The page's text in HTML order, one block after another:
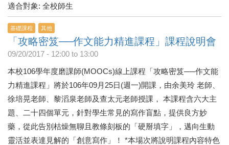
適合對象: 全校師生
基礎課程 其他
「攻略密笈──作文能力精進課程」課程說明會
09/20/2017 - 12:00 to 13:00
本校106學年度磨課師(MOOCs)線上課程「攻略密笈──作文能
力精進課程」將於106年09月25日(週一)開課，由余美玲 老師、
徐培晃老師、黎滔泉老師及查太元老師授課， 本課程含六大主
題、二十四個單元，針對學生常見的寫作盲點，提供良方妙
藥，從此告別枯燥無聊且教條刻板的「硬掰填字」，邁向生動
靈活並表達見解的「創意寫作」！ *本場次將說明課程內容特色